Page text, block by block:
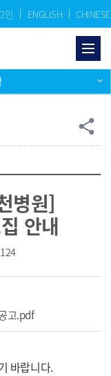
인 ENGLISH CHINESE
공
share
병원]
안내
124
고.pdf파일 다운로드
바랍니다.